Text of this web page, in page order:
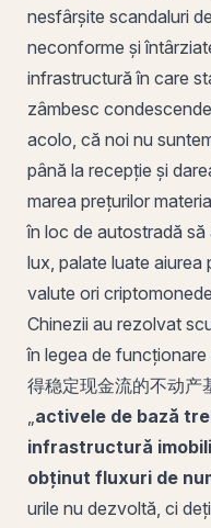
nesfârșite scandaluri
neconforme și
infrastructură în care
zâmbesc
acolo, că noi nu
până la recepție și
marea prețurilor
în loc de autostradă să
lux, palate luate aiurea
valute ori criptomonede
Chinezii au rezolvat
în legea de
得稳定现金流的不动产
activele de bază
infrastructură
obținut fluxuri de
urile nu dezvoltă, ci